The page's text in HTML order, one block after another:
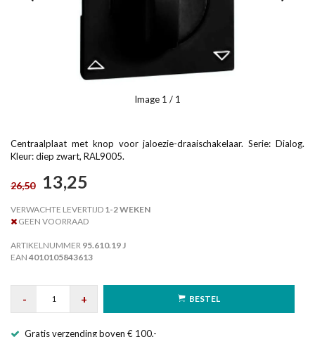
Image 1 / 1
Centraalplaat met knop voor jaloezie-draaischakelaar. Serie: Dialog.
Kleur: diep zwart, RAL9005.
26,50 13,25
VERWACHTE LEVERTIJD 1-2 WEKEN
GEEN VOORRAAD
ARTIKELNUMMER 95.610.19 J
EAN 4010105843613
- + BESTEL
Gratis verzending boven € 100,-